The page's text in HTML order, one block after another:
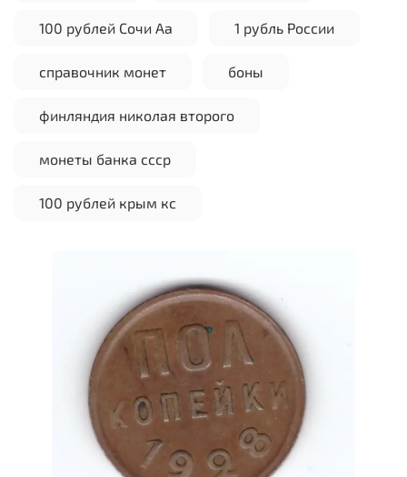
100 рублей Сочи Аа 1 рубль России
справочник монет боны
финляндия николая второго
монеты банка ссср
100 рублей крым кс